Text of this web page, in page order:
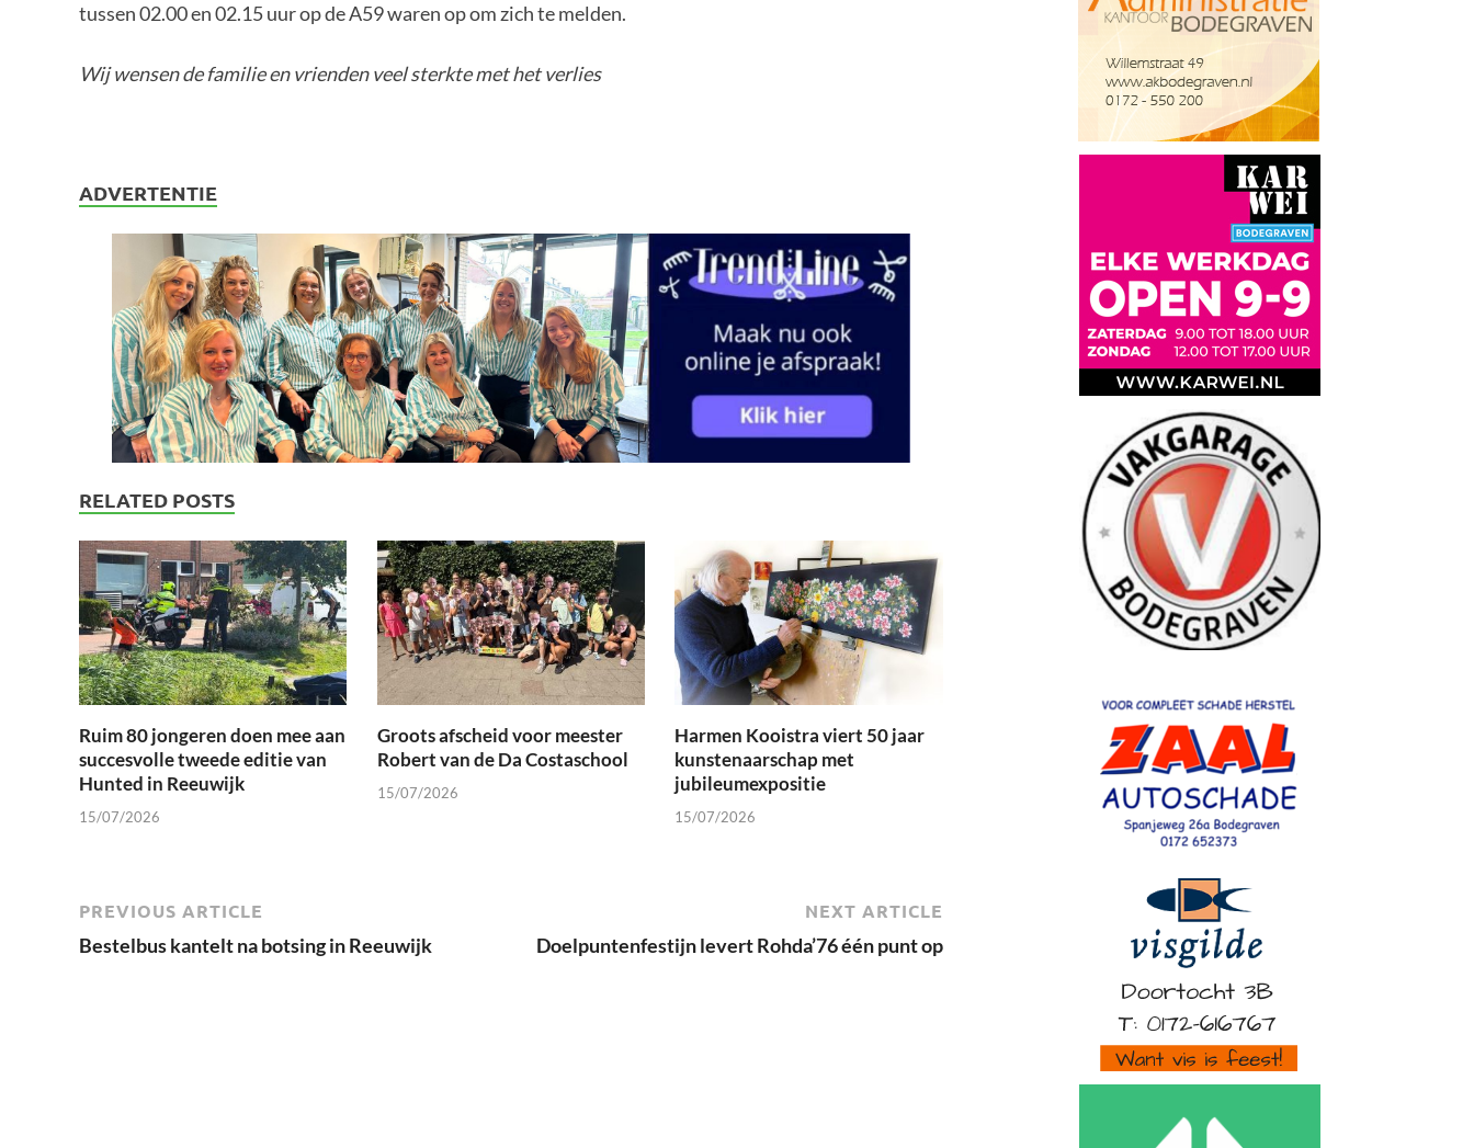
tussen 02.00 en 02.15 uur op de A59 waren op om zich te melden.
Wij wensen de familie en vrienden veel sterkte met het verlies
ADVERTENTIE
RELATED POSTS
Ruim 80 jongeren doen mee aan
succesvolle tweede editie van
Hunted in Reeuwijk
15/07/2026
Groots afscheid voor meester
Robert van de Da Costaschool
15/07/2026
Harmen Kooistra viert 50 jaar
kunstenaarschap met
jubileumexpositie
15/07/2026
PREVIOUS ARTICLE
Bestelbus kantelt na botsing in Reeuwijk
NEXT ARTICLE
Doelpuntenfestijn levert Rohda’76 één punt op